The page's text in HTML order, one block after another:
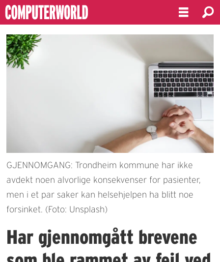
GJENNOMGANG: Trondheim kommune har ikke
avdekt noen alvorlige konsekvenser for pasienter,
men i et par saker kan helsehjelpen ha blitt noe
forsinket. (Foto: Unsplash)
Har gjennomgått brevene